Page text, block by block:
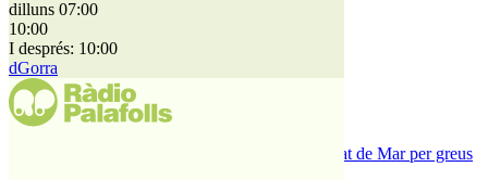
dilluns 07:00
10:00
I després: 10:00
dGorra
És tendència ara
1
ESPORTS CAP DE SETMANA
Tanquen un local de menjar ràpid a Malgrat de Mar per greus